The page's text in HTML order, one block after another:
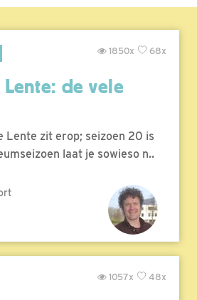
68x
1850x
de vele
Lente zit erop; seizoen 20 is
laat je sowieso n..
48x
1057x